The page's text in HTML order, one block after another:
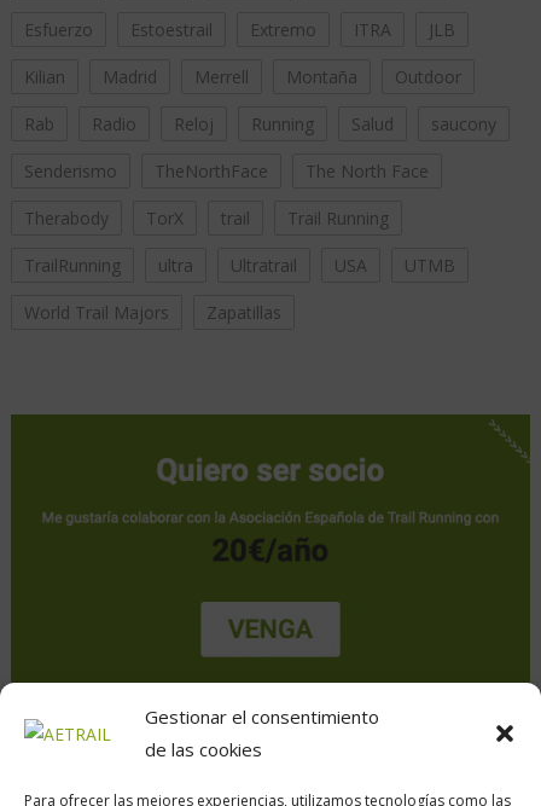
Gestionar el consentimiento
de las cookies
Para ofrecer las mejores experiencias, utilizamos tecnologías como las
Esfuerzo Estoestrail Extremo ITRA JLB
Kilian Madrid Merrell Montaña Outdoor
Rab Radio Reloj Running Salud saucony
Senderismo TheNorthFace The North Face
Therabody TorX trail Trail Running
TrailRunning ultra Ultratrail USA UTMB
World Trail Majors Zapatillas